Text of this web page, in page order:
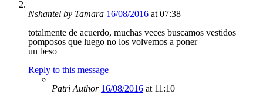
Nshantel by Tamara 16/08/2016 at 07:38
totalmente de acuerdo, muchas veces buscamos vestidos
pomposos que luego no los volvemos a poner
un beso
Reply to this message
Patri Author 16/08/2016 at 11:10